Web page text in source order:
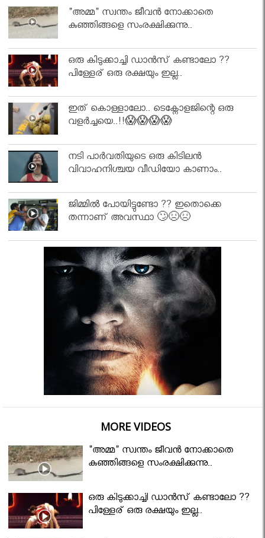
"അമ്മ" സ്വന്തം ജീവൻ നോക്കാതെ
കുഞ്ഞിങ്ങളെ സംരക്ഷിക്കുന്നു..
ഒരു കിടുക്കാച്ചി ഡാൻസ് കണ്ടാലോ ??
പിള്ളേര് ഒരു രക്ഷയും ഇല്ല..
ഇത് കൊള്ളാലോ.. ടെക്നോളജിന്റെ ഒരു
വളർച്ചയെ..!!😱😱😱😱
നടി പാർവതിയുടെ ഒരു കിടിലൻ
വിവാഹനിശ്ചയ വീഡിയോ കാണാം..
ജിമ്മിൽ പോയിട്ടുണ്ടോ ?? ഇതൊക്കെ
തന്നാണ് അവസ്ഥാ 🙄😣😣
MORE VIDEOS
"അമ്മ" സ്വന്തം ജീവൻ നോക്കാതെ
കുഞ്ഞിങ്ങളെ സംരക്ഷിക്കുന്നു..
ഒരു കിടുക്കാച്ചി ഡാൻസ് കണ്ടാലോ ??
പിള്ളേര് ഒരു രക്ഷയും ഇല്ല..